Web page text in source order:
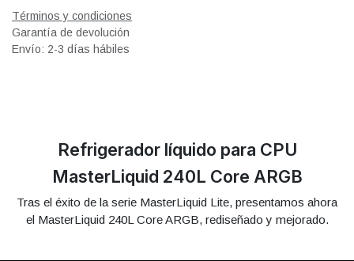
Términos y condiciones
Garantía de devolución
Envío: 2-3 días hábiles
Refrigerador líquido para CPU
MasterLiquid 240L Core ARGB
Tras el éxito de la serie MasterLiquid Lite, presentamos ahora
el MasterLiquid 240L Core ARGB, rediseñado y mejorado.